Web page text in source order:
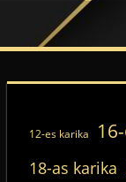
12-es karika
18-as karika